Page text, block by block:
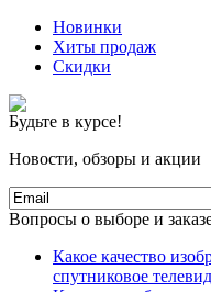
Новинки
Хиты продаж
Скидки
Будьте в курсе!
Новости, обзоры и акции
Вопросы о выборе и
Какое качество
спутниковое